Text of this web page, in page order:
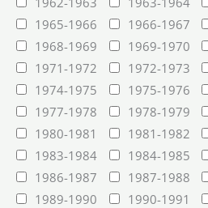
1965-1966
1966-1967
1968-1969
1969-1970
1971-1972
1972-1973
1974-1975
1975-1976
1977-1978
1978-1979
1980-1981
1981-1982
1983-1984
1984-1985
1986-1987
1987-1988
1989-1990
1990-1991